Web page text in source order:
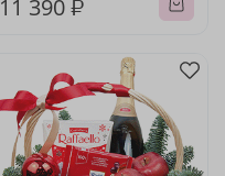
11 390 ₽